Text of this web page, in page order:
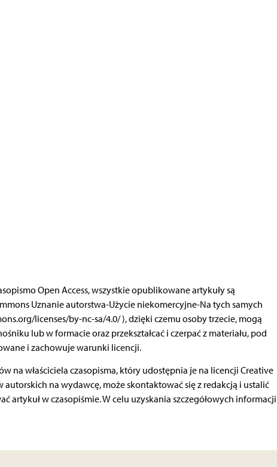
Open Access, wszystkie opublikowane artykuły są
Uznanie autorstwa-Użycie niekomercyjne-Na tych samych
licenses/by-nc-sa/4.0/ ), dzięki czemu osoby trzecie, mogą
lub w formacie oraz przekształcać i czerpać z materiału, pod
i zachowuje warunki licencji.
na właściciela czasopisma, który udostępnia je na licencji Creative
na wydawcę, może skontaktować się z redakcją i ustalić
artykuł w czasopiśmie. W celu uzyskania szczegółowych informacji